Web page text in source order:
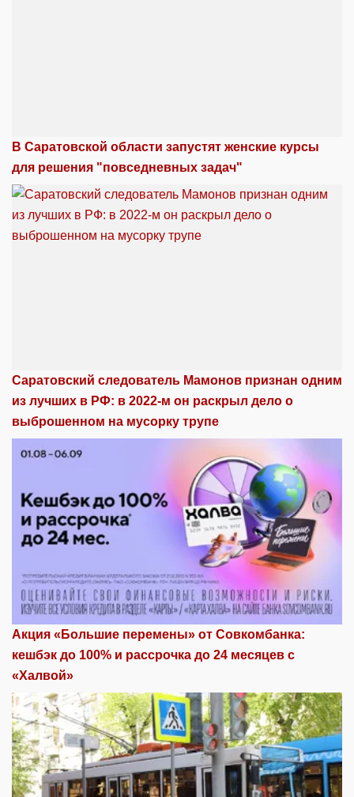
В Саратовской области запустят женские курсы
для решения "повседневных задач"
Саратовский следователь Мамонов признан одним
из лучших в РФ: в 2022-м он раскрыл дело о
выброшенном на мусорку трупе
Акция «Большие перемены» от Совкомбанка:
кешбэк до 100% и рассрочка до 24 месяцев с
«Халвой»